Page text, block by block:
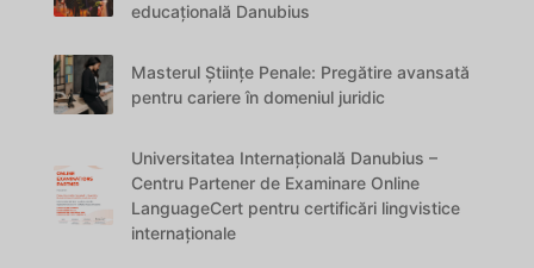
educațională Danubius
Masterul Științe Penale: Pregătire avansată
pentru cariere în domeniul juridic
Universitatea Internațională Danubius –
Centru Partener de Examinare Online
LanguageCert pentru certificări lingvistice
internaționale